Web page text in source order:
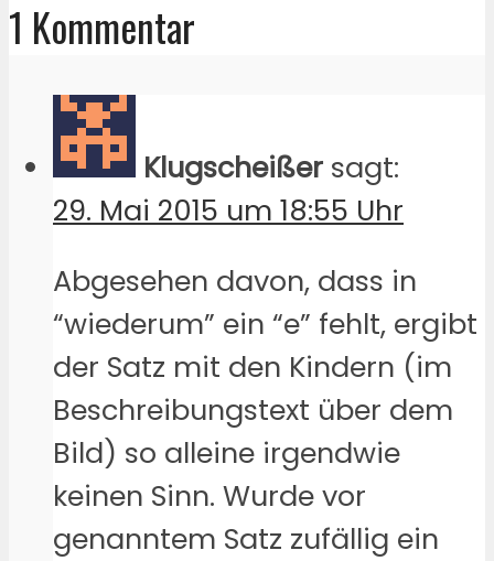
1 Kommentar
Klugscheißer sagt:
29. Mai 2015 um 18:55 Uhr
Abgesehen davon, dass in
“wiederum” ein “e” fehlt, ergibt
der Satz mit den Kindern (im
Beschreibungstext über dem
Bild) so alleine irgendwie
keinen Sinn. Wurde vor
genanntem Satz zufällig ein